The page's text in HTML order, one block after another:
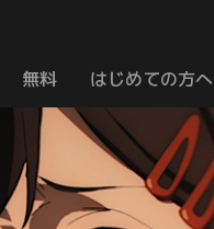
無料 はじめての方へ